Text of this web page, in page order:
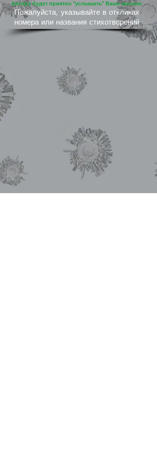
Автору будет приятно "услышать" Ваше мнение:
Пожалуйста, указывайте в откликах
номера или названия стихотворений